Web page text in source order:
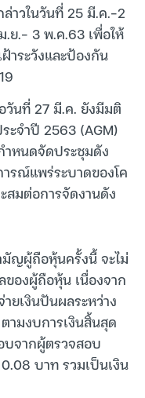
าวในวันที่ 25 มี.ค.-2
.ย.- 3 พ.ค.63 เพื่อให้
าระวังและป้องกัน
นที่ 27 มี.ค. ยังมีมติ
จำปี 2563 (AGM)
ำหนดจัดประชุมดัง
รณ์แพร่ระบาดของโค
สมต่อการจัดงานดัง
มัญผู้ถือหุ้นครั้งนี้ จะไม่
องผู้ถือหุ้น เนื่องจาก
เงินปันผลระหว่าง
ามงบการเงินสิ้นสุด
บจากผู้ตรวจสอบ
บาท รวมเป็นเงิน